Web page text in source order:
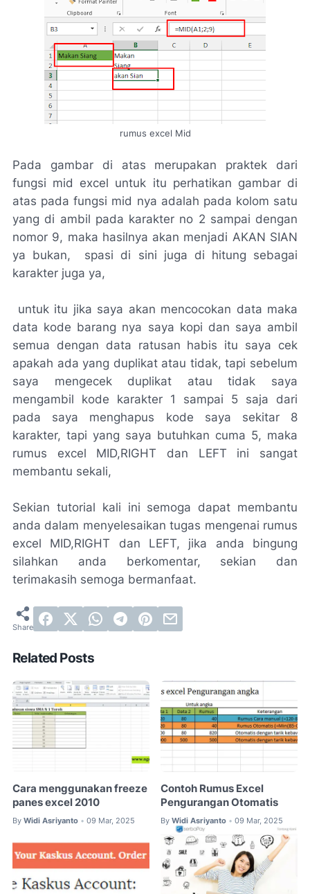
rumus excel Mid
Pada gambar di atas merupakan praktek dari
fungsi mid excel untuk itu perhatikan gambar di
atas pada fungsi mid nya adalah pada kolom satu
yang di ambil pada karakter no 2 sampai dengan
nomor 9, maka hasilnya akan menjadi AKAN SIAN
ya bukan, spasi di sini juga di hitung sebagai
karakter juga ya,
untuk itu jika saya akan mencocokan data maka
data kode barang nya saya kopi dan saya ambil
semua dengan data ratusan habis itu saya cek
apakah ada yang duplikat atau tidak, tapi sebelum
saya mengecek duplikat atau tidak saya
mengambil kode karakter 1 sampai 5 saja dari
pada saya menghapus kode saya sekitar 8
karakter, tapi yang saya butuhkan cuma 5, maka
rumus excel MID,RIGHT dan LEFT ini sangat
membantu sekali,
Sekian tutorial kali ini semoga dapat membantu
anda dalam menyelesaikan tugas mengenai rumus
excel MID,RIGHT dan LEFT, jika anda bingung
silahkan anda berkomentar, sekian dan
terimakasih semoga bermanfaat.
Related Posts
Cara menggunakan freeze
panes excel 2010
By Widi Asriyanto • 09 Mar, 2025
Contoh Rumus Excel
Pengurangan Otomatis
By Widi Asriyanto • 09 Mar, 2025